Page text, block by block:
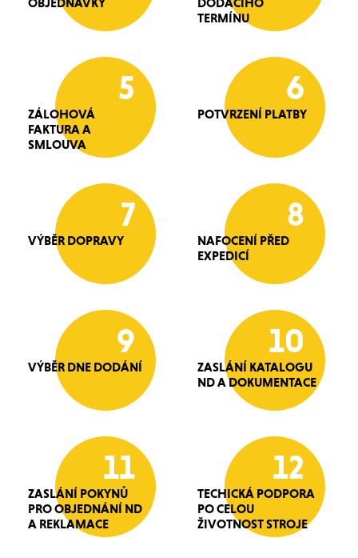
TERMÍNU
5
ZÁLOHOVÁ
FAKTURA A
SMLOUVA
6
POTVRZENÍ PLATBY
7
VÝBĚR DOPRAVY
8
NAFOCENÍ PŘED
EXPEDICÍ
9
VÝBĚR DNE DODÁNÍ
10
ZASLÁNÍ KATALOGU
ND A DOKUMENTACE
11
ZASLÁNÍ POKYNŮ
PRO OBJEDNÁNÍ ND
A REKLAMACE
12
TECHICKÁ PODPORA
PO CELOU
ŽIVOTNOST STROJE